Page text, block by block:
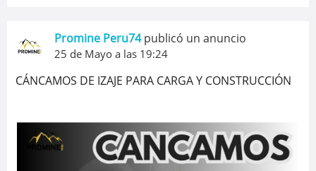
Promine Peru74publicó un anuncio
25 de Mayo a las 19:24
CÁNCAMOS DE IZAJE PARA CARGA Y CONSTRUCCIÓN